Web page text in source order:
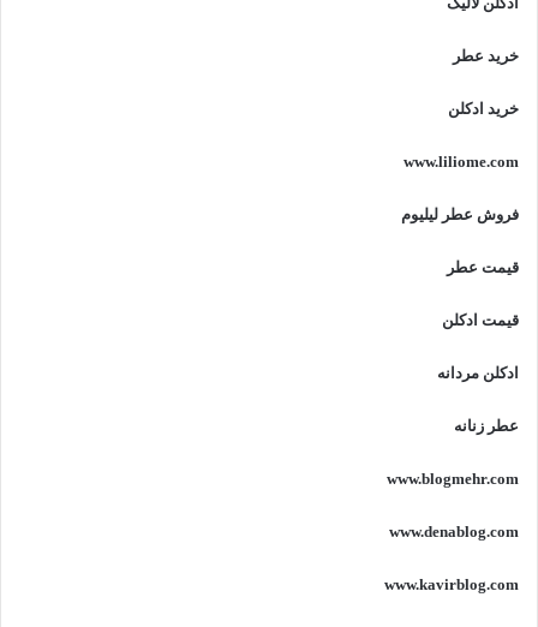
خرید عطر
خرید ادکلن
www.liliome.com
فروش عطر لیلیوم
قیمت عطر
قیمت ادکلن
ادکلن مردانه
عطر زنانه
www.blogmehr.com
www.denablog.com
www.kavirblog.com